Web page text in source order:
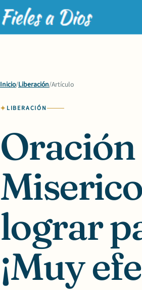
Inicio/Liberación/Artículo
LIBERACIÓN
lograr
¡Muy